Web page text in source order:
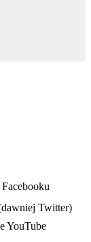
Twitter)
YouTube